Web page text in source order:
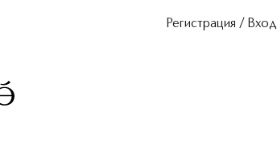
Регистрация / Вход